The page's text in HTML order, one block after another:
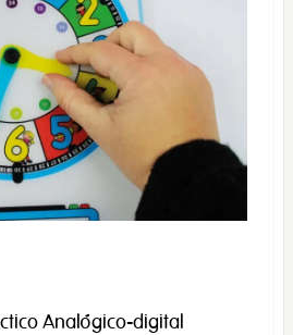
Analógico-digital